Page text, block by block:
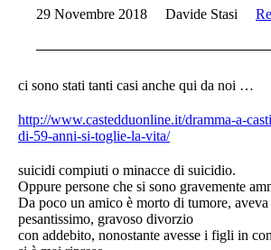
29 Novembre 2018
Davide Stasi
ci sono stati tanti casi anche qui da noi …
http://www.castedduonline.it/dramma-a-
di-59-anni-si-toglie-la-vita/
suicidi compiuti o minacce di suicidio.
Oppure persone che si sono gravemente
Da poco un amico è morto di tumore,
pesantissimo, gravoso divorzio
con addebito, nonostante avesse i figli in